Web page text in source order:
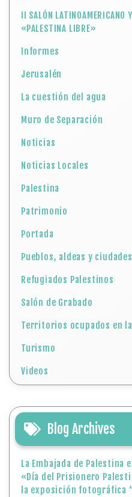
II SALÓN LATINOAMERICANO
«PALESTINA LIBRE»
Informes
Jerusalén
La cuestión del agua
Muro de Separación
Noticias
Noticias Locales
Palestina
Patrimonio
Portada
Pueblos, aldeas y
Refugiados Palestinos
Salón de Grabado
Territorios ocupados en
Turismo
Videos
Blog Archives
La Embajada de Palestina
«Día del Prisionero
la exposición fotográfica